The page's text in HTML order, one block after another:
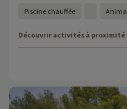
Piscine chauffée
Découvrir activités à proximité